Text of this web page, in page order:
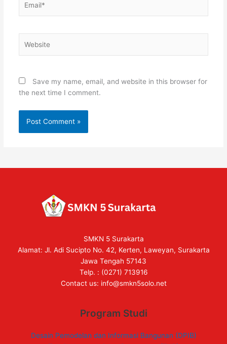
Save my name, email, and website in this browser for
the next time I comment.
SMKN 5 Surakarta
Alamat: Jl. Adi Sucipto No. 42, Kerten, Laweyan, Surakarta
Jawa Tengah 57143
Telp. : (0271) 713916
Contact us: info@smkn5solo.net
Program Studi
Desain Pemodelan dan Informasi Bangunan (DPIB)